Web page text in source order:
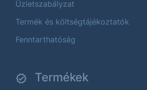
Üzletszabályzat
Termék és költségtájékoztatók
Fenntarthatóság
Termékek